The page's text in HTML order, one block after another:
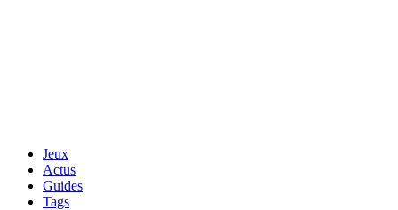
Jeux
Actus
Guides
Tags